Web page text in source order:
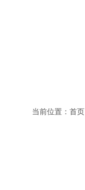
当前位置： 首页